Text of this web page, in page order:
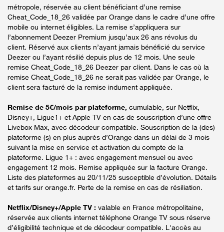
métropole, réservée au client bénéficiant d’une remise
Cheat_Code_18_26 validée par Orange dans le cadre d’une offre
mobile ou internet éligibles. La remise s’appliquera sur
l’abonnement Deezer Premium jusqu’aux 26 ans révolus du
client. Réservé aux clients n’ayant jamais bénéficié du service
Deezer ou l’ayant résilié depuis plus de 12 mois. Une seule
remise Cheat_Code_18_26 Deezer par client. Dans le cas où la
remise Cheat_Code_18_26 ne serait pas validée par Orange, le
client sera facturé de la remise indument appliquée.
Remise de 5€/mois par plateforme, cumulable, sur Netflix,
Disney+, Ligue1+ et Apple TV en cas de souscription d’une offre
Livebox Max, avec décodeur compatible. Souscription de la (des)
plateforme (s) en plus auprès d’Orange dans un délai de 3 mois
suivant la mise en service et activation du compte de la
plateforme. Ligue 1+ : avec engagement mensuel ou avec
engagement 12 mois. Remise appliquée sur la facture Orange.
Liste des plateformes au 20/11/25 susceptible d’évolution. Détails
et tarifs sur orange.fr. Perte de la remise en cas de résiliation.
Netflix/Disney+/Apple TV : valable en France métropolitaine,
réservée aux clients internet téléphone Orange TV sous réserve
d’éligibilité technique et de décodeur compatible. L'accès au